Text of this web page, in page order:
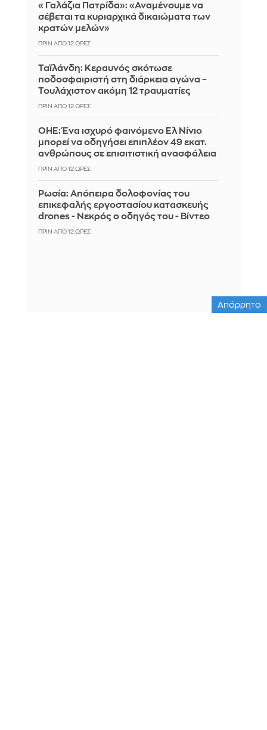
«Γαλάζια Πατρίδα»: «Αναμένουμε να
σέβεται τα κυριαρχικά δικαιώματα των
κρατών μελών»
ΠΡΙΝ ΑΠΌ 12 ΏΡΕΣ
Ταϊλάνδη: Κεραυνός σκότωσε
ποδοσφαιριστή στη διάρκεια αγώνα –
Τουλάχιστον ακόμη 12 τραυματίες
ΠΡΙΝ ΑΠΌ 12 ΏΡΕΣ
ΟΗΕ: Ένα ισχυρό φαινόμενο Ελ Νίνιο
μπορεί να οδηγήσει επιπλέον 49 εκατ.
ανθρώπους σε επισιτιστική ανασφάλεια
ΠΡΙΝ ΑΠΌ 12 ΏΡΕΣ
Ρωσία: Απόπειρα δολοφονίας του
επικεφαλής εργοστασίου κατασκευής
drones - Νεκρός ο οδηγός του - Βίντεο
ΠΡΙΝ ΑΠΌ 12 ΏΡΕΣ
Απόρρητο